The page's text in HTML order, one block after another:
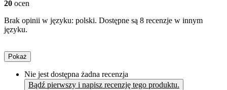
20 ocen
Brak opinii w języku: polski. Dostępne są 8 recenzje w innym
języku.
Pokaż
Nie jest dostępna żadna recenzja
Bądź pierwszy i napisz recenzję tego produktu.